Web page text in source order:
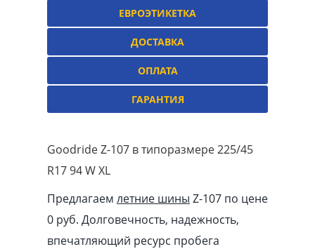
ЕВРОЭТИКЕТКА
ДОСТАВКА
ОПЛАТА
ГАРАНТИЯ
Goodride Z-107 в типоразмере 225/45
R17 94 W XL
Предлагаем летние шины Z-107 по цене
0 руб. Долговечность, надежность,
впечатляющий ресурс пробега